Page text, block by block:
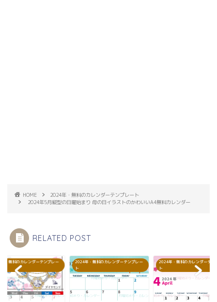
HOME
2024年・無料のカレンダーテンプレート
2024年5月縦型の日曜始まり 母の日イラストのかわいいA4無料カレンダー
RELATED POST
・無料のカレンダーテンプレー
2024年・無料のカレンダーテンプレー
ト
2024年・無料のカレンダーテン
ト